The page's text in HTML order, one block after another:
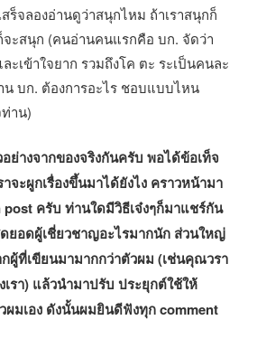
สร็จลองอ่านดูว่าสนุกไหม ถ้าเราสนุกก็
จะสนุก (คนอ่านคนแรกคือ บก. จัดว่า
ะเข้าใจยาก รวมถึงโค ตะ ระเป็นคนละ
บก. ต้องการอะไร ชอบแบบไหน
าน)
ย่างจากของจริงกันครับ พอได้ข้อเท็จ
จะผูกเรื่องขึ้นมาได้ยังไง คราวหน้ามา
ครับ ท่านใดมีวิธีเจ๋งๆก็มาแชร์กัน
ยอดผู้เชี่ยวชาญอะไรมากนัก ส่วนใหญ่
ผู้ที่เขียนมามากกว่าตัวผม (เช่นคุณวรา
รา) แล้วนำมาปรับ ประยุกต์ใช้ให้
ผมเอง ดังนั้นผมยินดีฟังทุก comment